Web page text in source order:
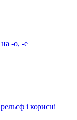
-о, -е
і корисні